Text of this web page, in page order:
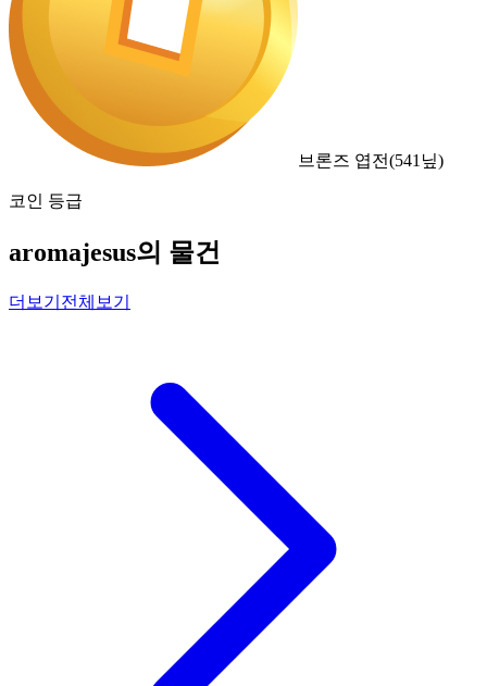
브론즈 엽전(541 닢)
코인 등급
aromajesus의 물건
더보기 전체보기